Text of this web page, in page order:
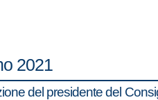
2021
del presidente del